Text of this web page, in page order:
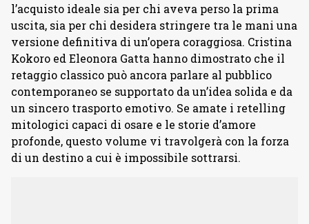
l’acquisto ideale sia per chi aveva perso la prima
uscita, sia per chi desidera stringere tra le mani una
versione definitiva di un’opera coraggiosa. Cristina
Kokoro ed Eleonora Gatta hanno dimostrato che il
retaggio classico può ancora parlare al pubblico
contemporaneo se supportato da un’idea solida e da
un sincero trasporto emotivo. Se amate i retelling
mitologici capaci di osare e le storie d’amore
profonde, questo volume vi travolgerà con la forza
di un destino a cui è impossibile sottrarsi.